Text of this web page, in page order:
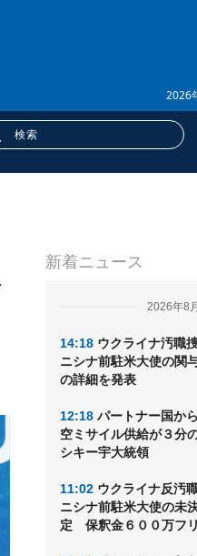
2026
購読
新着ニュース
2026年8
14:18 ウクライナ汚職
ニシナ前駐米大使の関
の詳細を発表
12:18 パートナー国か
空ミサイル供給が３分
シキー宇大統領
11:02 ウクライナ反汚
ニシナ前駐米大使の未
定 保釈金６００万フ